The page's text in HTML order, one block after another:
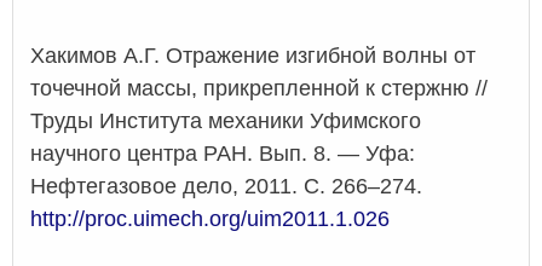
Хакимов А.Г. Отражение изгибной волны от
точечной массы, прикрепленной к стержню //
Труды Института механики Уфимского
научного центра РАН. Вып. 8. — Уфа:
Нефтегазовое дело, 2011. С. 266–274.
http://proc.uimech.org/uim2011.1.026